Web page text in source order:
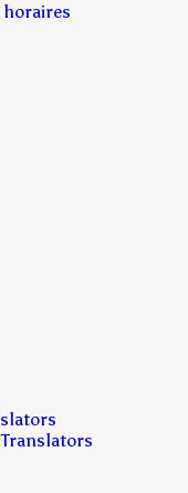
horaires